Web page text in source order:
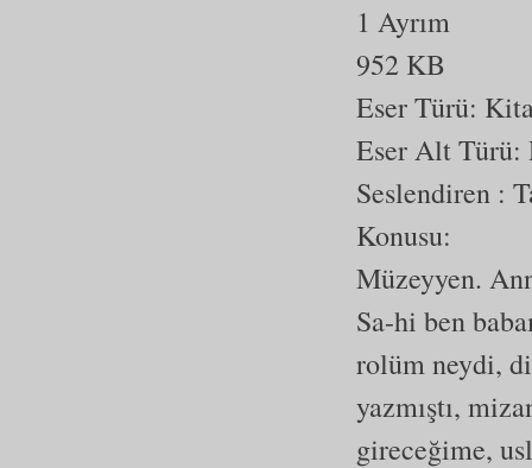
1 Ayrım
952 KB
Eser Türü:
Eser Alt Türü:
Seslendiren :
Konusu:
Müzeyyen.
Sa-hi ben
rolüm neydi,
yazmıştı,
gireceğime,